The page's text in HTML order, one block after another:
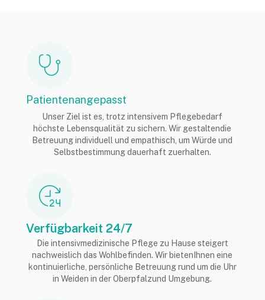
Patientenangepasst
Unser Ziel ist es, trotz intensivem Pflegebedarf
höchste Lebensqualität zu sichern. Wir gestaltendie
Betreuung individuell und empathisch, um Würde und
Selbstbestimmung dauerhaft zuerhalten.
Verfügbarkeit 24/7
Die intensivmedizinische Pflege zu Hause steigert
nachweislich das Wohlbefinden. Wir bietenIhnen eine
kontinuierliche, persönliche Betreuung rund um die Uhr
in Weiden in der Oberpfalzund Umgebung.